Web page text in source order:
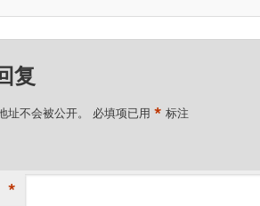
复
址不会被公开。 必填项已用* 标注
*